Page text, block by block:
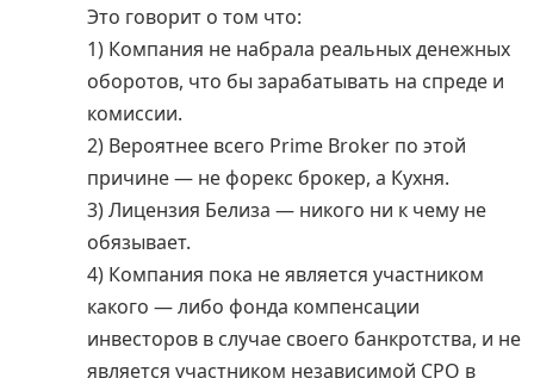
Это говорит о том что:
1) Компания не набрала реальных денежных
оборотов, что бы зарабатывать на спреде и
комиссии.
2) Вероятнее всего Prime Broker по этой
причине — не форекс брокер, а Кухня.
3) Лицензия Белиза — никого ни к чему не
обязывает.
4) Компания пока не является участником
какого — либо фонда компенсации
инвесторов в случае своего банкротства, и не
является участником независимой СРО в